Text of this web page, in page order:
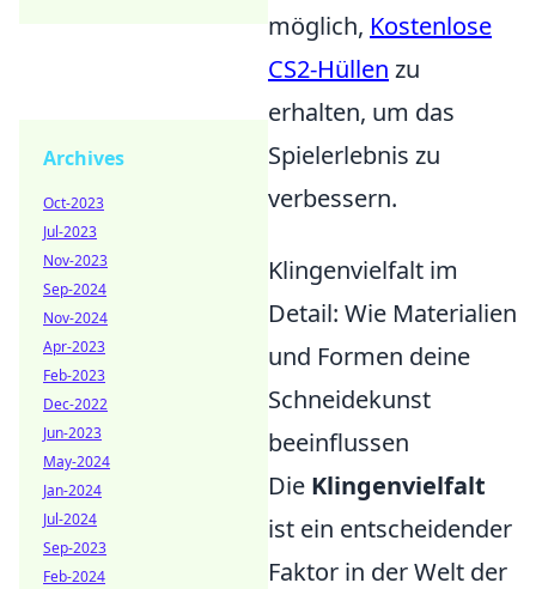
möglich, Kostenlose
CS2-Hüllen zu
erhalten, um das
Spielerlebnis zu
verbessern.
Klingenvielfalt im
Detail: Wie Materialien
und Formen deine
Schneidekunst
beeinflussen
Die Klingenvielfalt
ist ein entscheidender
Faktor in der Welt der
Archives
Oct-2023
Jul-2023
Nov-2023
Sep-2024
Nov-2024
Apr-2023
Feb-2023
Dec-2022
Jun-2023
May-2024
Jan-2024
Jul-2024
Sep-2023
Feb-2024